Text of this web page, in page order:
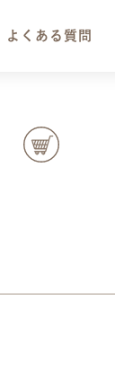
よくある質問